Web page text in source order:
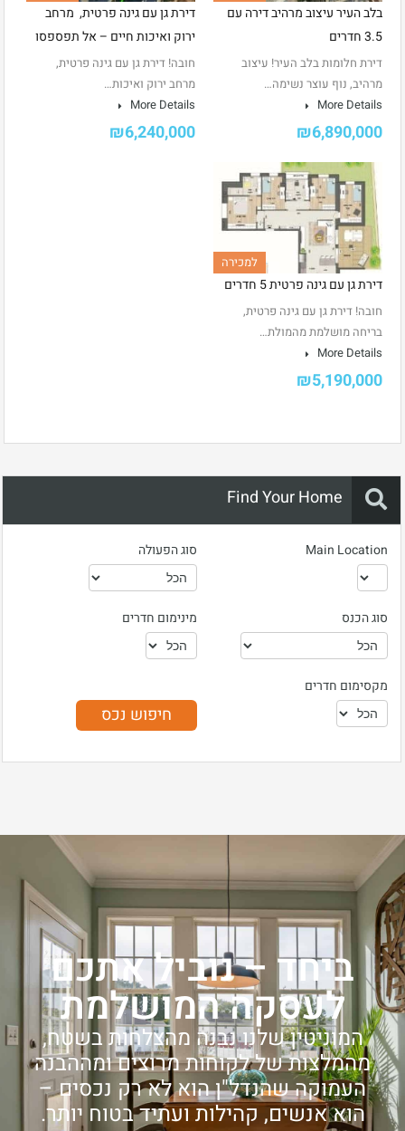
בלב העיר עיצוב מרהיב דירה עם
3.5 חדרים
דירת חלומות בלב העיר! עיצוב
מרהיב, נוף עוצר נשימה…
More Details
₪6,890,000
דירת גן עם גינה פרטית, מרחב
ירוק ואיכות חיים – אל תפספסו
חובה! דירת גן עם גינה פרטית,
מרחב ירוק ואיכות…
More Details
₪6,240,000
למכירה
דירת גן עם גינה פרטית 5 חדרים
חובה! דירת גן עם גינה פרטית,
בריחה מושלמת מהמולת…
More Details
₪5,190,000
Find Your Home
Main Location סוג הפעולה
סוג הכנס מינימום חדרים
מקסימום חדרים
ביחד – נוביל אתכם
לעסקה המושלמת
המוניטין שלנו נבנה מהצלחות בשטח,
מהמלצות של לקוחות מרוצים ומההבנה
העמוקה שהנדל"ן הוא לא רק נכסים –
הוא אנשים, קהילות ועתיד בטוח יותר.